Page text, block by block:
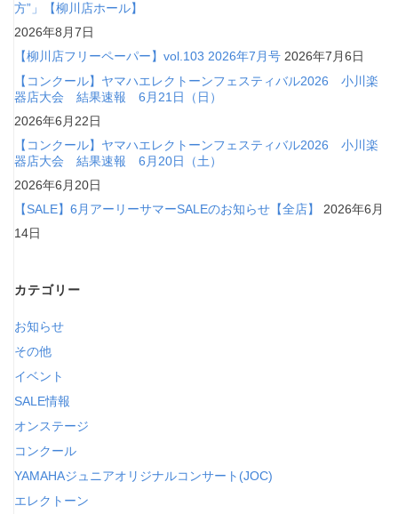
方”」【柳川店ホール】
2026年8月7日
【柳川店フリーペーパー】vol.103 2026年7月号 2026年7月6日
【コンクール】ヤマハエレクトーンフェスティバル2026 小川楽
器店大会 結果速報 6月21日（日）
2026年6月22日
【コンクール】ヤマハエレクトーンフェスティバル2026 小川楽
器店大会 結果速報 6月20日（土）
2026年6月20日
【SALE】6月アーリーサマーSALEのお知らせ【全店】
2026年6月
14日
カテゴリー
お知らせ
その他
イベント
SALE情報
オンステージ
コンクール
YAMAHAジュニアオリジナルコンサート(JOC)
エレクトーン